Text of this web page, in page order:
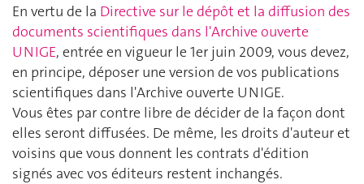
En vertu de la Directive sur le dépôt et la diffusion des
documents scientifiques dans l'Archive ouverte
UNIGE, entrée en vigueur le 1er juin 2009, vous devez,
en principe, déposer une version de vos publications
scientifiques dans l'Archive ouverte UNIGE.
Vous êtes par contre libre de décider de la façon dont
elles seront diffusées. De même, les droits d'auteur et
voisins que vous donnent les contrats d'édition
signés avec vos éditeurs restent inchangés.